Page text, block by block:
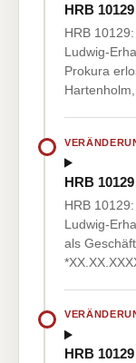
HRB 10129
HRB
Ludwig-
Prokura
Hartenholm,
HRB 10129
HRB
Ludwig-
als
HRB 10129